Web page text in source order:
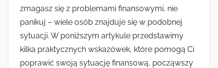
zmagasz się z problemami finansowymi, nie
panikuj – wiele osób znajduje się w podobnej
sytuacji. W poniższym artykule przedstawimy
kilka praktycznych wskazówek, które pomogą Ci
poprawić swoją sytuację finansową, począwszy